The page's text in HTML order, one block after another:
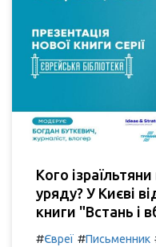
Кого
уряду? У Києві
книги "Встань і
#Євреї #Письменник